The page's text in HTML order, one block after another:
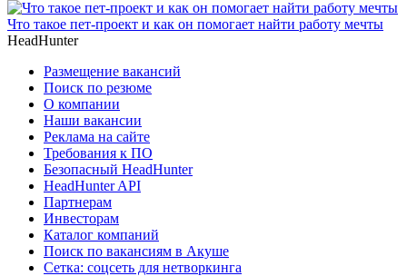
Что такое пет-проект и как он помогает найти работу мечты
HeadHunter
Размещение вакансий
Поиск по резюме
О компании
Наши вакансии
Реклама на сайте
Требования к ПО
Безопасный HeadHunter
HeadHunter API
Партнерам
Инвесторам
Каталог компаний
Поиск по вакансиям в Акуше
Сетка: соцсеть для нетворкинга